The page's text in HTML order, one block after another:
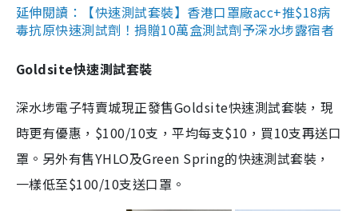
延伸閱讀：【快速測試套裝】香港口罩廠acc+推$18病
毒抗原快速測試劑！捐贈10萬盒測試劑予深水埗露宿者
Goldsite快速測試套裝
深水埗電子特賣城現正發售Goldsite快速測試套裝，現
時更有優惠，$100/10支，平均每支$10，買10支再送口
罩。另外有售YHLO及Green Spring的快速測試套裝，
一樣低至$100/10支送口罩。